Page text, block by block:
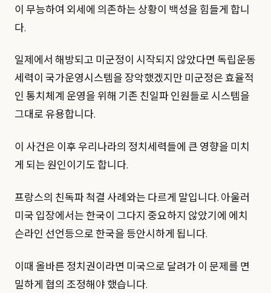
이 무능하여 외세에 의존하는 상황이 백성을 힘들게 합니
다.
일제에서 해방되고 미군정이 시작되지 않았다면 독립운동
세력이 국가운영시스템을 장악했겠지만 미군정은 효율적
인 통치체계 운영을 위해 기존 친일파 인원들로 시스템을
그대로 유용합니다.
이 사건은 이후 우리나라의 정치세력들에 큰 영향을 미치
게 되는 원인이기도 합니다.
프랑스의 친독파 척결 사례와는 다르게 말입니다. 아울러
미국 입장에서는 한국이 그다지 중요하지 않았기에 에치
슨라인 선언등으로 한국을 등안시하게 됩니다.
이때 올바른 정치권이라면 미국으로 달려가 이 문제를 면
밀하게 협의 조정해야 했습니다.